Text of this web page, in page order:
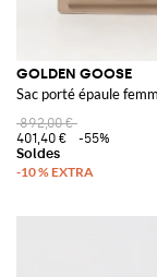
GOLDEN GOOSE
Sac porté épaule
892,00 €
401,40 €
-55%